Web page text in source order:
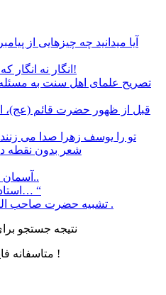
آیا میدانید چه چیزهایی از
انگار نه انگار که امام زمانشان غایب است!
قبل از ظهور حضرت قائم (عج)،
تو را یوسف زهرا صدا می
شعر بدون نقطه
آسمان می بارد هر چه که بخواهی..
استاد پناهیان: “علاقه مند شدن… “
تشبیه حضرت صاحب الزمان (عج) به شهاب ثاقب .
نتیجه جستجو
متاسفانه فایل یا صفحه مورد نظر یافت نشد !